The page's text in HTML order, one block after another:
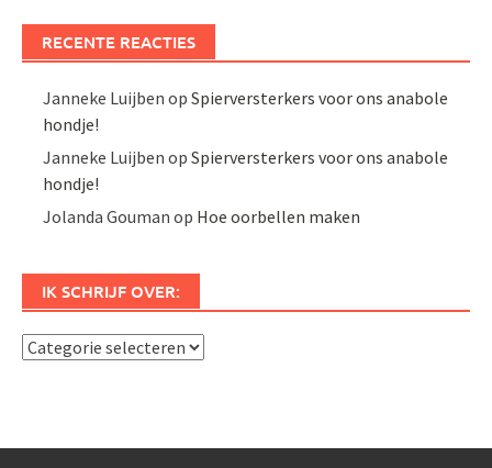
RECENTE REACTIES
Janneke Luijben opSpierversterkers voor ons anabole
hondje!
Janneke Luijben opSpierversterkers voor ons anabole
hondje!
Jolanda Gouman op Hoe oorbellen maken
IK SCHRIJF OVER:
Ik